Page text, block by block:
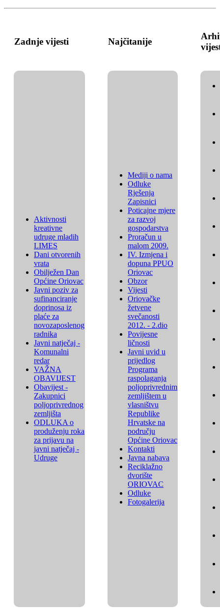
Zadnje vijesti Najčitanije
Aktivnosti
kreativne
udruge mladih
LIMES
Dani otvorenih
vrata
Obilježen Dan
Općine Oriovac
Javni poziv za
sufinanciranje
doprinosa iz
plaće za
novozaposlenog
radnika
Javni natječaj -
Komunalni
redar
VAŽNA
OBAVIJEST
Obavijest -
Zakupnici
poljoprivrednog
zemljišta
ODLUKA o
produženju roka
za prijavu na
javni natječaj -
Udruge
Mediji o nama
Odluke
Rješenja
Zapisnici
Poticajne mjere
za razvoj
gospodarstva
Proračun u
malom 2009.
IV. Izmjena i
dopuna PPUO
Oriovac
Obzor
Vijesti
Oriovačke
žetvene
svečanosti
2012. - 2.dio
Povijesne
ličnosti
Javni uvid u
prijedlog
Programa
raspolaganja
poljoprivrednim
zemljištem u
vlasništvu
Republike
Hrvatske na
području
Općine Oriovac
Kontakti
Javna nabava
Reciklažno
dvorište
ORIOVAC
Odluke
Fotogalerija